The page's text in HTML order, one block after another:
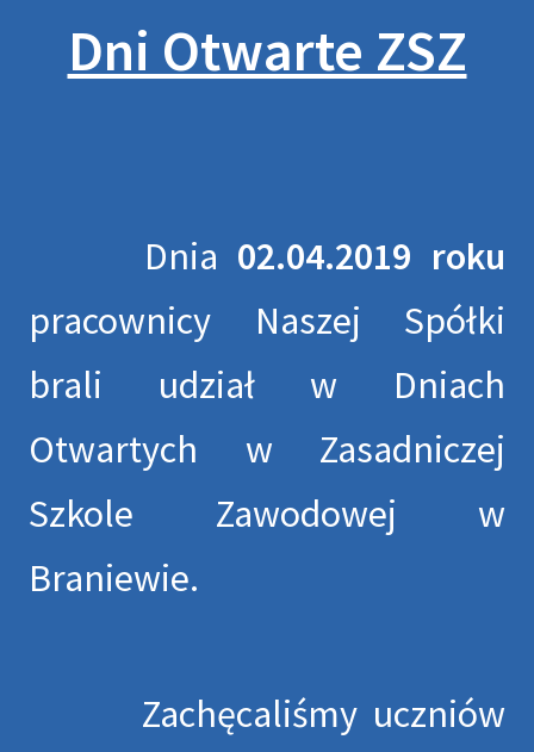
Dni Otwarte ZSZ
Dnia 02.04.2019 roku
pracownicy Naszej Spółki
brali udział w Dniach
Otwartych w Zasadniczej
Szkole Zawodowej w
Braniewie.
Zachęcaliśmy uczniów